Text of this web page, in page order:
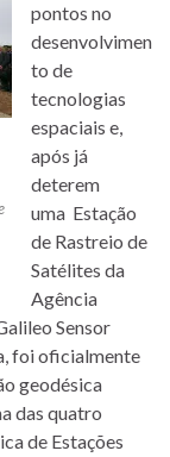
pontos no
desenvolvimen
to de
tecnologias
espaciais e,
após já
deterem
uma Estação
de Rastreio de
Satélites da
Agência
Sensor
foi oficialmente
geodésica
das quatro
de Estações